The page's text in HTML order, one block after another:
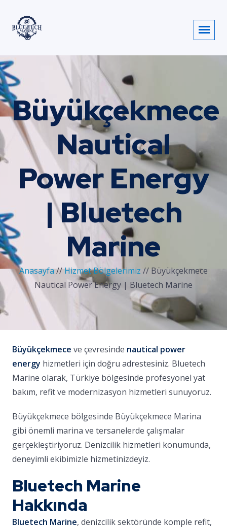
Büyükçekmece
Nautical
Power Energy
| Bluetech
Marine
Anasayfa//Hizmet Bölgelerimiz // Büyükçekmece
Nautical Power Energy | Bluetech Marine
Büyükçekmece ve çevresinde nautical power
energy hizmetleri için doğru adrestesiniz. Bluetech
Marine olarak, Türkiye bölgesinde profesyonel yat
bakım, refit ve modernizasyon hizmetleri sunuyoruz.
Büyükçekmece bölgesinde Büyükçekmece Marina
gibi önemli marina ve tersanelerde çalışmalar
gerçekleştiriyoruz. Denizcilik hizmetleri konumunda,
deneyimli ekibimizle hizmetinizdeyiz.
Bluetech Marine
Hakkında
Bluetech Marine, denizcilik sektöründe komple refit,